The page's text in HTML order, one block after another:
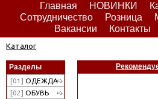
Главная НОВИНКИ
Сотрудничество
Розница
Вакансии
Контакты
Каталог
Разделы
[01] ОДЕЖДА
[02] ОБУВЬ